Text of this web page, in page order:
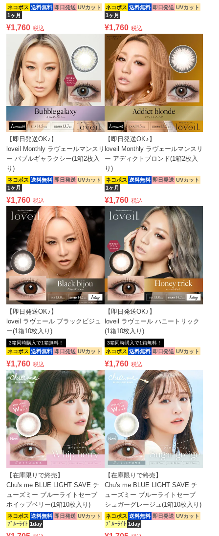
ネコポス 送料無料 即日発送 UVカット
1ヶ月
¥1,760 税込
ネコポス 送料無料 即日発送 UVカット
1ヶ月
¥1,760 税込
【即日発送OK♪】
loveil Monthly ラヴェールマンスリ
ー バブルギャラクシー(1箱2枚入
り)
ネコポス 送料無料 即日発送 UVカット
1ヶ月
¥1,760 税込
【即日発送OK♪】
loveil Monthly ラヴェールマンスリ
ー アディクトブロンド(1箱2枚入
り)
ネコポス 送料無料 即日発送 UVカット
1ヶ月
¥1,760 税込
【即日発送OK♪】
loveil ラヴェール ブラックビジュ
ー(1箱10枚入り)
ネコポス 送料無料 即日発送 UVカット
3箱同時購入で1箱無料！
¥1,760 税込
【即日発送OK♪】
loveil ラヴェール ハニートリック
(1箱10枚入り)
ネコポス 送料無料 即日発送 UVカット
3箱同時購入で1箱無料！
¥1,760 税込
【在庫限りで終売】
Chu's me BLUE LIGHT SAVE チ
ューズミー ブルーライトセーブ
ホイップベリー(1箱10枚入り)
ネコポス 送料無料 即日発送 UVカット
ﾌﾞﾙｰﾗｲﾄ 1day
【在庫限りで終売】
Chu's me BLUE LIGHT SAVE チ
ューズミー ブルーライトセーブ
シュガーグレージュ(1箱10枚入り)
ネコポス 送料無料 即日発送 UVカット
ﾌﾞﾙｰﾗｲﾄ 1day